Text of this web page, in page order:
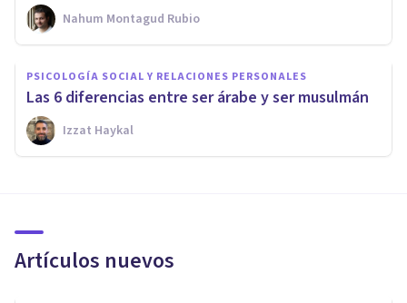
Nahum Montagud Rubio
PSICOLOGÍA SOCIAL Y RELACIONES PERSONALES
Las 6 diferencias entre ser árabe y ser musulmán
Izzat Haykal
Artículos nuevos